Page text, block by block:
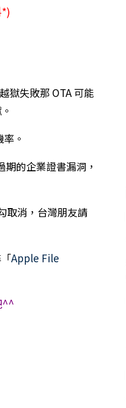
獄失敗那 OTA 可能
。
的企業證書漏洞，
取消，台灣朋友請
Apple File
^^